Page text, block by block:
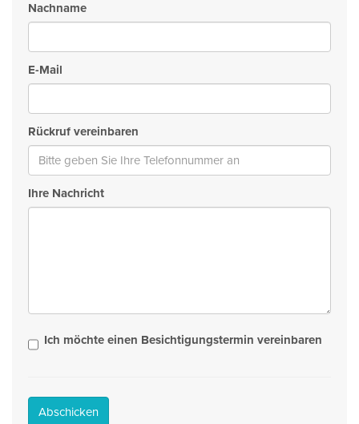
Nachname
E-Mail
Rückruf vereinbaren
Ihre Nachricht
Ich möchte einen Besichtigungstermin vereinbaren
Abschicken